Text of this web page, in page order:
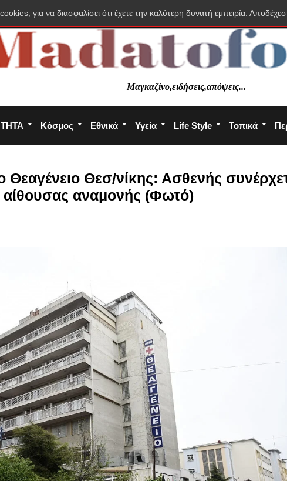
Μαγκαζίνο,ειδήσεις,απόψεις...
Κόσμος Εθνικά Υγεία Life Style Τοπικά
Θεαγένειο Θεσ/νίκης: Ασθενής
αίθουσας αναμονής (Φωτό)
για να διασφαλίσει ότι έχετε την καλύτερη δυνατή εμπειρία.